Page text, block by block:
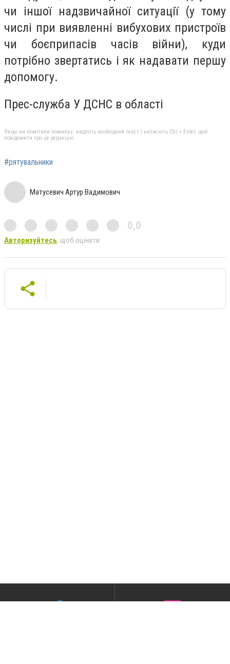
чи іншої надзвичайної ситуації (у тому
числі при виявленні вибухових пристроїв
чи боєприпасів часів війни), куди
потрібно звертатись і як надавати першу
допомогу.
Прес-служба У ДСНС в області
Якщо ви помітили помилку, виділіть необхідний текст і натисніть Ctrl + Enter, щоб
повідомити про це редакцію
#рятувальники
Матусевич Артур Вадимович
0,0
Авторизуйтесь, щоб оцінити